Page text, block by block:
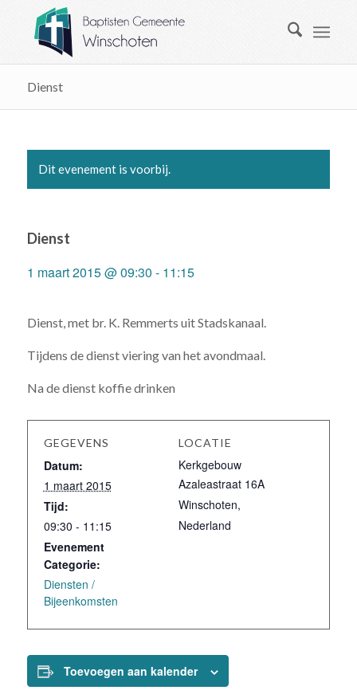
Dienst
Dit evenement is voorbij.
Dienst
1 maart 2015 @ 09:30 - 11:15
Dienst, met br. K. Remmerts uit Stadskanaal.
Tijdens de dienst viering van het avondmaal.
Na de dienst koffie drinken
GEGEVENS
Datum:
1 maart 2015
Tijd:
09:30 - 11:15
Evenement
Categorie:
Diensten /
Bijeenkomsten
LOCATIE
Kerkgebouw
Azaleastraat 16A
Winschoten,
Nederland
Toevoegen aan kalender